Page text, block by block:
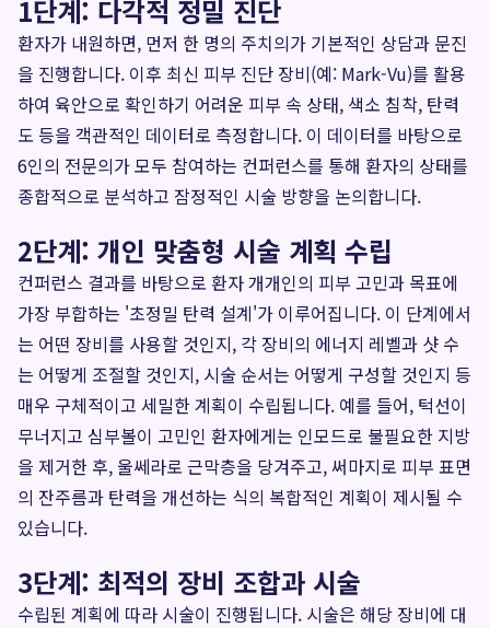
1단계: 다각적 정밀 진단
환자가 내원하면, 먼저 한 명의 주치의가 기본적인 상담과 문진
을 진행합니다. 이후 최신 피부 진단 장비(예: Mark-Vu)를 활용
하여 육안으로 확인하기 어려운 피부 속 상태, 색소 침착, 탄력
도 등을 객관적인 데이터로 측정합니다. 이 데이터를 바탕으로
6인의 전문의가 모두 참여하는 컨퍼런스를 통해 환자의 상태를
종합적으로 분석하고 잠정적인 시술 방향을 논의합니다.
2단계: 개인 맞춤형 시술 계획 수립
컨퍼런스 결과를 바탕으로 환자 개개인의 피부 고민과 목표에
가장 부합하는 '초정밀 탄력 설계'가 이루어집니다. 이 단계에서
는 어떤 장비를 사용할 것인지, 각 장비의 에너지 레벨과 샷 수
는 어떻게 조절할 것인지, 시술 순서는 어떻게 구성할 것인지 등
매우 구체적이고 세밀한 계획이 수립됩니다. 예를 들어, 턱선이
무너지고 심부볼이 고민인 환자에게는 인모드로 불필요한 지방
을 제거한 후, 울쎄라로 근막층을 당겨주고, 써마지로 피부 표면
의 잔주름과 탄력을 개선하는 식의 복합적인 계획이 제시될 수
있습니다.
3단계: 최적의 장비 조합과 시술
수립된 계획에 따라 시술이 진행됩니다. 시술은 해당 장비에 대